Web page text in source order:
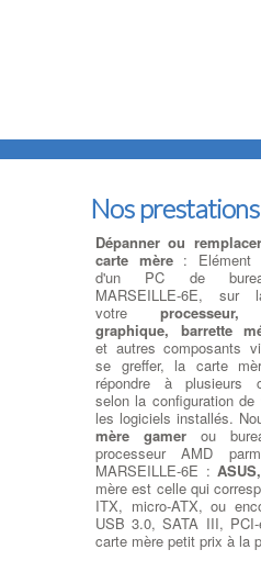
Nos
Dépanner ou
carte mère: Elément
d'un PC de
MARSEILLE-6E, sur
votre
graphique, barrette
et autres composants
se greffer, la carte
répondre à plusieurs
selon la configuration
les logiciels installés.
mère gamer ou
processeur AMD
MARSEILLE-6E :
mère est celle qui
ITX, micro-ATX, ou
USB 3.0, SATA III,
carte mère petit prix à la